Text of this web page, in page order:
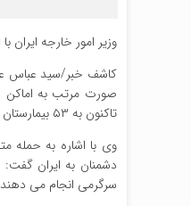
وزیر امور خارجه ایران با اشاره
کاشف خبر/سید عباس
صورت مرتب به اماکن
تاکنون به ۵۳ بیمارستان حمله و آنها را تخریب کرده اند.
وی با اشاره به حمله
دشمنان به ایران گفت:
سرگرمی انجام می